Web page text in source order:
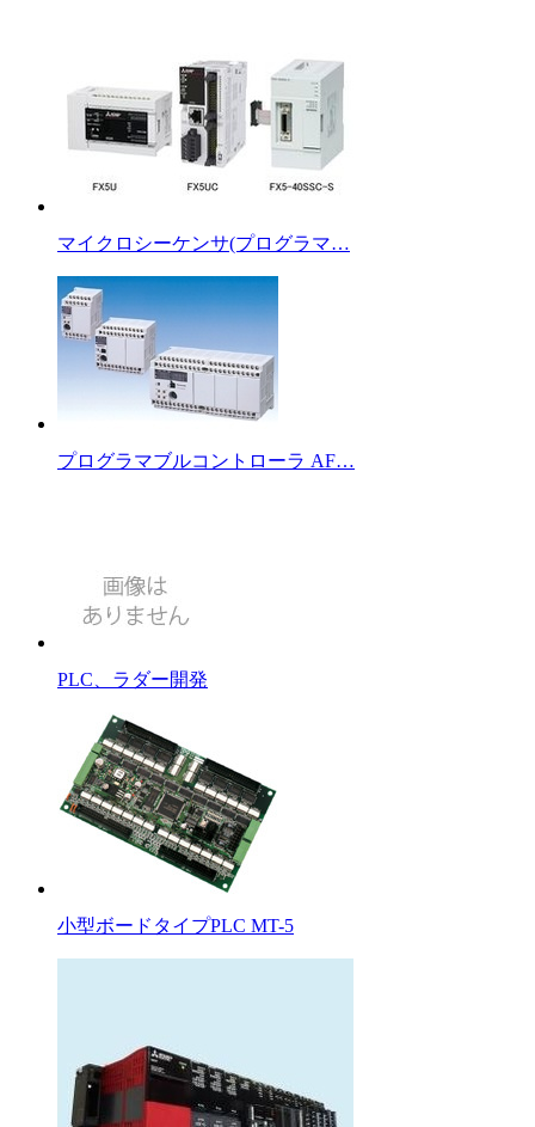
マイクロシーケンサ(プログラマ…
プログラマブルコントローラ AF…
PLC、ラダー開発
小型ボードタイプPLC MT-5